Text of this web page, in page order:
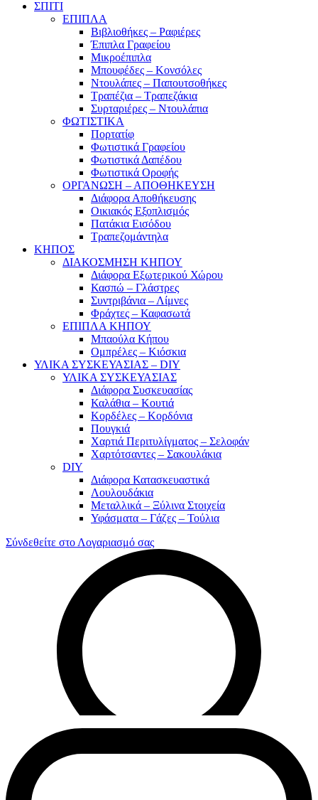
ΣΠΙΤΙ
ΕΠΙΠΛΑ
Βιβλιοθήκες – Ραφιέρες
Έπιπλα Γραφείου
Μικροέπιπλα
Μπουφέδες – Κονσόλες
Ντουλάπες – Παπουτσοθήκες
Τραπέζια – Τραπεζάκια
Συρταριέρες – Ντουλάπια
ΦΩΤΙΣΤΙΚΑ
Πορτατίφ
Φωτιστικά Γραφείου
Φωτιστικά Δαπέδου
Φωτιστικά Οροφής
ΟΡΓΑΝΩΣΗ – ΑΠΟΘΗΚΕΥΣΗ
Διάφορα Αποθήκευσης
Οικιακός Εξοπλισμός
Πατάκια Εισόδου
Τραπεζομάντηλα
ΚΗΠΟΣ
ΔΙΑΚΟΣΜΗΣΗ ΚΗΠΟΥ
Διάφορα Εξωτερικού Χώρου
Κασπώ – Γλάστρες
Συντριβάνια – Λίμνες
Φράχτες – Καφασωτά
ΕΠΙΠΛΑ ΚΗΠΟΥ
Μπαούλα Κήπου
Ομπρέλες – Κιόσκια
ΥΛΙΚΑ ΣΥΣΚΕΥΑΣΙΑΣ – DIY
ΥΛΙΚΑ ΣΥΣΚΕΥΑΣΙΑΣ
Διάφορα Συσκευασίας
Καλάθια – Κουτιά
Κορδέλες – Κορδόνια
Πουγκιά
Χαρτιά Περιτυλίγματος – Σελοφάν
Χαρτότσαντες – Σακουλάκια
DIY
Διάφορα Κατασκευαστικά
Λουλουδάκια
Μεταλλικά – Ξύλινα Στοιχεία
Υφάσματα – Γάζες – Τούλια
Σύνδεθείτε στο Λογαριασμό σας